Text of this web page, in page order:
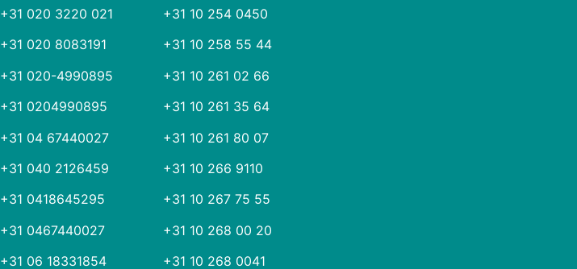
+31 020 3220 021
+31 020 8083191
+31 020-4990895
+31 0204990895
+31 04 67440027
+31 040 2126459
+31 0418645295
+31 0467440027
+31 06 18331854
+31 10 254 0450
+31 10 258 55 44
+31 10 261 02 66
+31 10 261 35 64
+31 10 261 80 07
+31 10 266 9110
+31 10 267 75 55
+31 10 268 00 20
+31 10 268 0041